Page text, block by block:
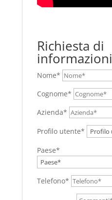
Richiesta di
informazioni
Nome*
Cognome*
Azienda*
Profilo utente*
Paese*
Telefono*